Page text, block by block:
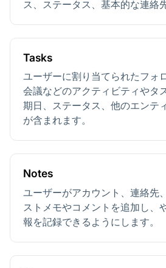
ス、ステータス、基本的な連絡
Tasks
ユーザーに割り当てられたフォ
会議などのアクティビティやタ
期日、ステータス、他のエンテ
が含まれます。
Notes
ユーザーがアカウント、連絡先
ストメモやコメントを追加し、
報を記録できるようにします。